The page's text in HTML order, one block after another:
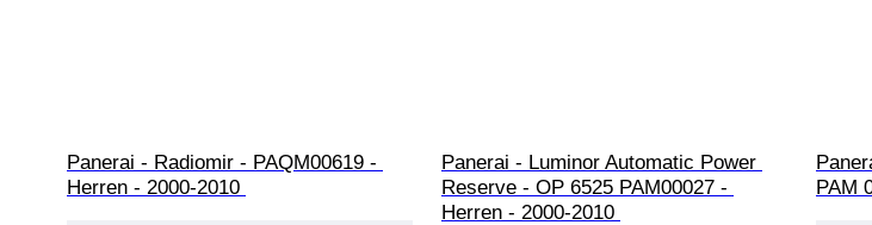
Panerai - Radiomir - PAQM00619 -
Herren - 2000-2010
Panerai - Luminor Automatic Power
Reserve - OP 6525 PAM00027 -
Herren - 2000-2010
PAM